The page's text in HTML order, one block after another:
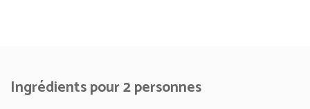
Ingrédients pour 2 personnes